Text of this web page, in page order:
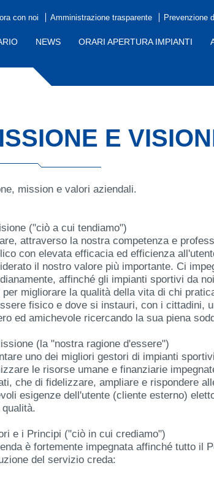
con noi Amministrazione trasparente Prevenzione
NEWS ORARI APERTURA IMPIANTI
E
mission e valori aziendali.
("ciò a cui tendiamo")
attraverso la nostra competenza e
con elevata efficacia ed efficienza
il nostro valore più importante. Ci
affinché gli impianti sportivi da
migliorare la qualità della vita di chi
fisico e dove si instauri, con i cittadini,
ed amichevole ricercando la sua piena
(la "nostra ragione d'essere")
uno dei migliori gestori di impianti
le risorse umane e finanziarie
che di fidelizzare, ampliare e rispondere
esigenze dell'utente (cliente esterno)
e i Principi ("ciò in cui crediamo")
è fortemente impegnata affinché tutto il
del servizio creda: